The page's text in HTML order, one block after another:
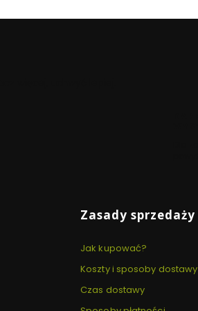
Zasady sprzedaży
Jak kupować?
Koszty i sposoby dostawy
Czas dostawy